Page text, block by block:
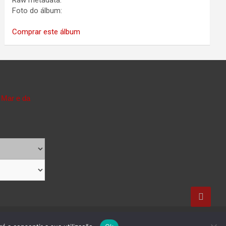
Foto do álbum:
Comprar este álbum